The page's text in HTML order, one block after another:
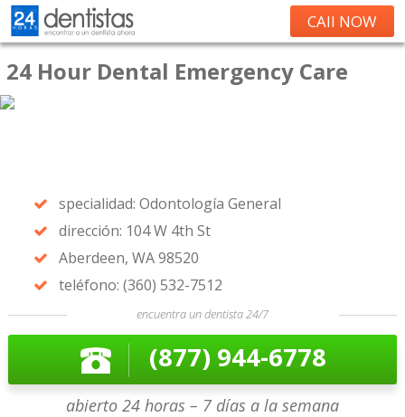
CAll NOW
24 Hour Dental Emergency Care
specialidad: Odontología General
dirección: 104 W 4th St
Aberdeen, WA 98520
teléfono: (360) 532-7512
encuentra un dentista 24/7
(877) 944-6778
abierto 24 horas – 7 días a la semana